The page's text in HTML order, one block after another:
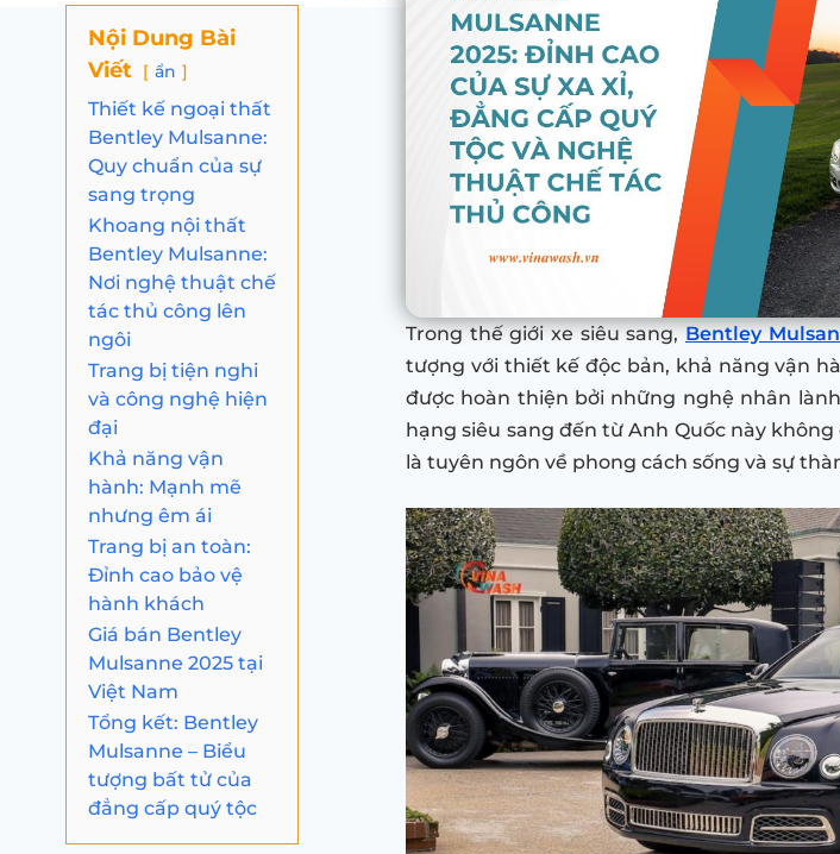
Nội Dung Bài
Viết
ẩn
Thiết kế ngoại thất
Bentley Mulsanne:
Quy chuẩn của sự
sang trọng
Khoang nội thất
Bentley Mulsanne:
Nơi nghệ thuật chế
tác thủ công lên
ngôi
Trang bị tiện nghi
và công nghệ hiện
đại
Khả năng vận
hành: Mạnh mẽ
nhưng êm ái
Trang bị an toàn:
Đỉnh cao bảo vệ
hành khách
Giá bán Bentley
Mulsanne 2025 tại
Việt Nam
Tổng kết: Bentley
Mulsanne – Biểu
tượng bất tử của
đẳng cấp quý tộc
Trong thế giới xe siêu sang,Bentley
tượng với thiết kế độc bản, khả năng vận
được hoàn thiện bởi những nghệ nhân
hạng siêu sang đến từ Anh Quốc này
là tuyên ngôn về phong cách sống và sự